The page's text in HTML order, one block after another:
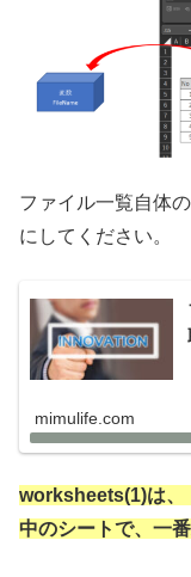
ファイル一覧自体
にしてください。
mimulife.com
worksheets(1)は、
中のシートで、一